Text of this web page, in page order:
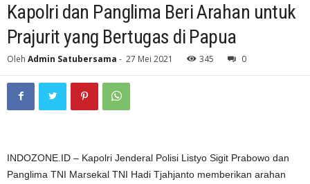
Kapolri dan Panglima Beri Arahan untuk
Prajurit yang Bertugas di Papua
Oleh Admin Satubersama - 27 Mei 2021 345 0
INDOZONE.ID – Kapolri Jenderal Polisi Listyo Sigit Prabowo dan
Panglima TNI Marsekal TNI Hadi Tjahjanto memberikan arahan